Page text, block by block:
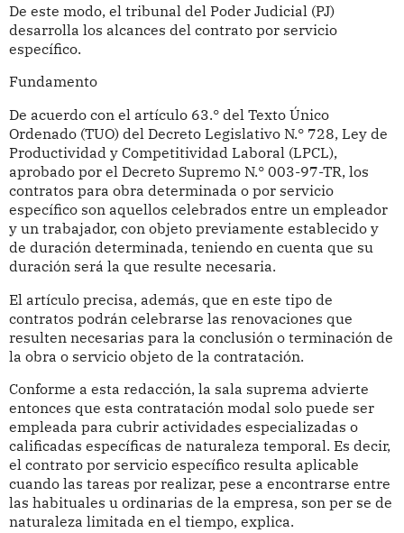
De este modo, el tribunal del Poder Judicial (PJ)
desarrolla los alcances del contrato por servicio
específico.
Fundamento
De acuerdo con el artículo 63.° del Texto Único
Ordenado (TUO) del Decreto Legislativo N.° 728, Ley de
Productividad y Competitividad Laboral (LPCL),
aprobado por el Decreto Supremo N.° 003-97-TR, los
contratos para obra determinada o por servicio
específico son aquellos celebrados entre un empleador
y un trabajador, con objeto previamente establecido y
de duración determinada, teniendo en cuenta que su
duración será la que resulte necesaria.
El artículo precisa, además, que en este tipo de
contratos podrán celebrarse las renovaciones que
resulten necesarias para la conclusión o terminación de
la obra o servicio objeto de la contratación.
Conforme a esta redacción, la sala suprema advierte
entonces que esta contratación modal solo puede ser
empleada para cubrir actividades especializadas o
calificadas específicas de naturaleza temporal. Es decir,
el contrato por servicio específico resulta aplicable
cuando las tareas por realizar, pese a encontrarse entre
las habituales u ordinarias de la empresa, son per se de
naturaleza limitada en el tiempo, explica.